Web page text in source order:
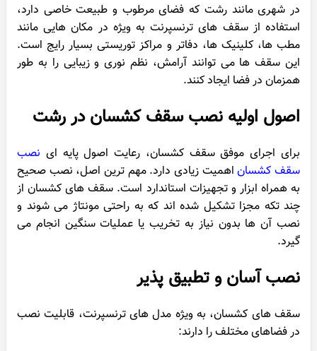
در شهری مانند رشت که فضای مرطوب و طبیعت خاصی دارد،
استفاده از سقف های ترنسپرنت به ویژه در مکان هایی مانند
مطب ها، کلینیک ها، دفاتر و مراکز توریستی بسیار رایج است.
این سقف ها می توانند آرامش، نظم نوری و زیبایی را به طور
همزمان در فضا ایجاد کنند.
اصول اولیه نصب سقف کشسان در رشت
برای اجرای موفق سقف کشسان، رعایت اصول پایه ای نصب
سقف کشساناهمیت زیادی دارد. مهم ترین اصل، نصب صحیح
به همراه ابزار و تجهیزات استاندارد است. سقف های کشسان از
چند تکه مجزا تشکیل شده اند که به راحتی مونتاژ می شوند و
نصب آن ها بدون نیاز به تخریب یا عملیات سنگین انجام می
گیرد.
نصب آسان و تطبیق پذیر
سقف های کشسان، به ویژه مدل های ترنسپرنت، قابلیت نصب
در فضاهای مختلف را دارند: